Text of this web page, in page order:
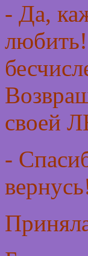
- Да,
любить!
своей
-